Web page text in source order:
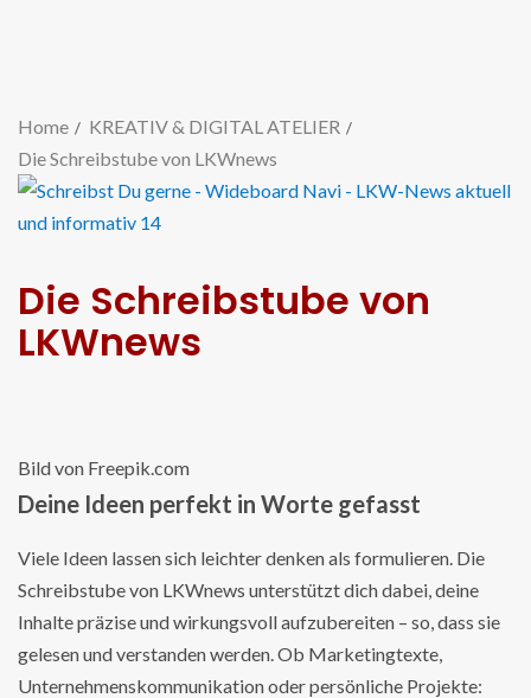
Home
KREATIV & DIGITAL ATELIER
Die Schreibstube von LKWnews
Die Schreibstube von
LKWnews
Bild von Freepik.com
Deine Ideen perfekt in Worte gefasst
Viele Ideen lassen sich leichter denken als formulieren. Die
Schreibstube von LKWnews unterstützt dich dabei, deine
Inhalte präzise und wirkungsvoll aufzubereiten – so, dass sie
gelesen und verstanden werden. Ob Marketingtexte,
Unternehmenskommunikation oder persönliche Projekte: